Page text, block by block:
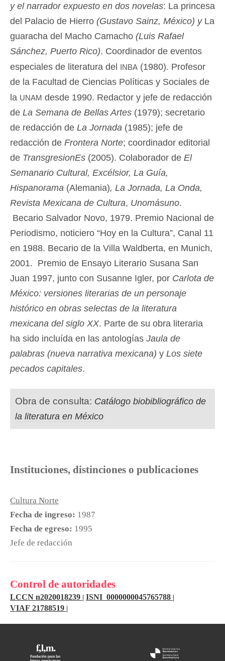
y el narrador expuesto en dos novelas: La princesa
del Palacio de Hierro (Gustavo Sainz, México) yLa
guaracha del Macho Camacho (Luis Rafael
Sánchez, Puerto Rico). Coordinador de eventos
especiales de literatura del inba (1980). Profesor
de la Facultad de Ciencias Políticas y Sociales de
la unam desde 1990. Redactor y jefe de redacción
de La Semana de Bellas Artes (1979); secretario
de redacción de La Jornada (1985); jefe de
redacción de Frontera Norte; coordinador editorial
de TransgresionEs (2005). Colaborador de El
Semanario Cultural, Excélsior, La Guía,
Hispanorama (Alemania), La Jornada, La Onda,
Revista Mexicana de Cultura, Unomásuno.
Becario Salvador Novo, 1979. Premio Nacional de
Periodismo, noticiero “Hoy en la Cultura”, Canal 11
en 1988. Becario de la Villa Waldberta, en Munich,
2001. Premio de Ensayo Literario Susana San
Juan 1997, junto con Susanne Igler, por Carlota de
México: versiones literarias de un personaje
histórico en obras selectas de la literatura
mexicana del siglo XX. Parte de su obra literaria
ha sido incluída en las antologías Jaula de
palabras (nueva narrativa mexicana) y Los siete
pecados capitales.
Obra de consulta: Catálogo biobibliográfico de
la literatura en México
Instituciones, distinciones o publicaciones
Cultura Norte
Fecha de ingreso: 1987
Fecha de egreso: 1995
Jefe de redacción
Control de autoridades
LCCN n2020018239 | ISNI 0000000045765788 |
VIAF 21788519 |